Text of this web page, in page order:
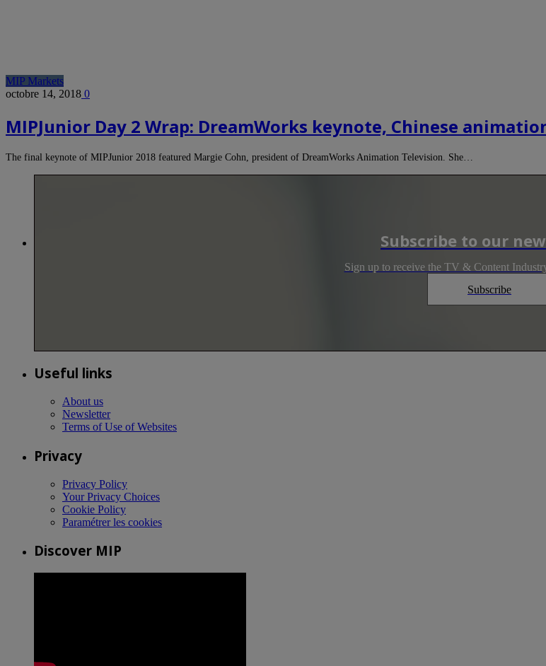
MIP Markets
octobre 14, 2018 0
MIPJunior Day 2 Wrap: DreamWorks keynote, Chinese
The final keynote of MIPJunior 2018 featured Margie Cohn, president of DreamWorks Animation Television. She…
Subscribe to our
Sign up to receive the TV & Content
Subscribe
Useful links
About us
Newsletter
Terms of Use of Websites
Privacy
Privacy Policy
Your Privacy Choices
Cookie Policy
Paramétrer les cookies
Discover MIP